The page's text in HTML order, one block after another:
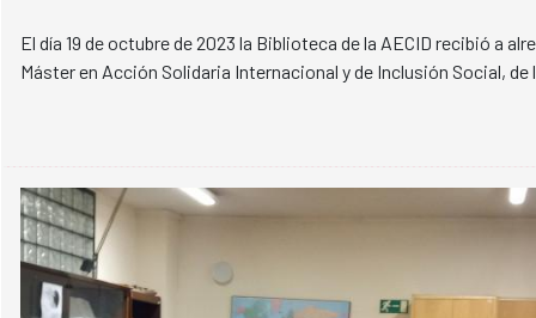
El día 19 de octubre de 2023 la Biblioteca de la AECID recibió a
Máster en Acción Solidaria Internacional y de Inclusión Social, de